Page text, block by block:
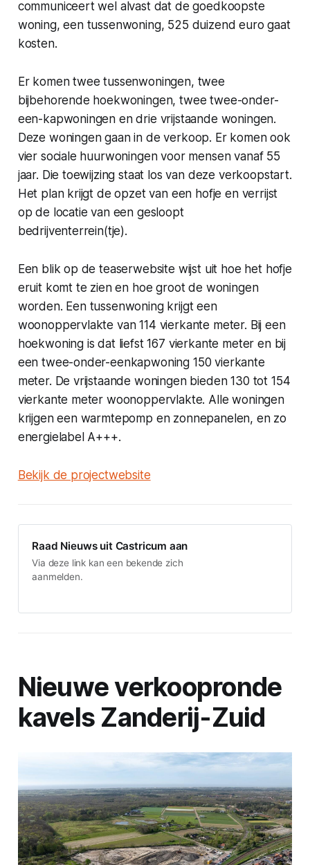
communiceert wel alvast dat de goedkoopste
woning, een tussenwoning, 525 duizend euro gaat
kosten.
Er komen twee tussenwoningen, twee
bijbehorende hoekwoningen, twee twee-onder-
een-kapwoningen en drie vrijstaande woningen.
Deze woningen gaan in de verkoop. Er komen ook
vier sociale huurwoningen voor mensen vanaf 55
jaar. Die toewijzing staat los van deze verkoopstart.
Het plan krijgt de opzet van een hofje en verrijst
op de locatie van een gesloopt
bedrijventerrein(tje).
Een blik op de teaserwebsite wijst uit hoe het hofje
eruit komt te zien en hoe groot de woningen
worden. Een tussenwoning krijgt een
woonoppervlakte van 114 vierkante meter. Bij een
hoekwoning is dat liefst 167 vierkante meter en bij
een twee-onder-eenkapwoning 150 vierkante
meter. De vrijstaande woningen bieden 130 tot 154
vierkante meter woonoppervlakte. Alle woningen
krijgen een warmtepomp en zonnepanelen, en zo
energielabel A+++.
Bekijk de projectwebsite
Raad Nieuws uit Castricum aan
Via deze link kan een bekende zich
aanmelden.
Nieuwe verkoopronde
kavels Zanderij-Zuid